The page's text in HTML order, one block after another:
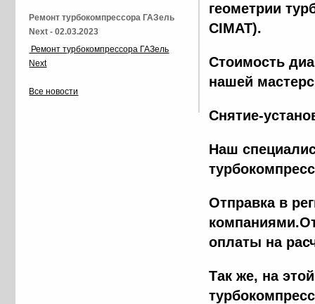
геометрии
CIMAT).
Стоимость
нашей
Снятие-
Наш
Отправка в
оплаты на
Tак же, на
Ремонт турбокомпрессора ГАЗель
Next - 02.03.2023
Ремонт турбокомпрессора ГАЗель
Next
Все новости